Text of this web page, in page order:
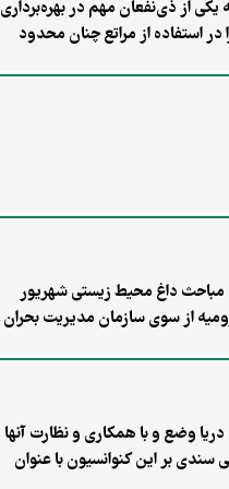
از گذشته یکی از ذی‌نفعان مهم در بهره‌برداری
ذی‌نفعان می‌گویند دولت آنان را در استفاده از مراتع چنان محدود
مباحث داغ محیط‌ زیستی شهریور
از سوی سازمان مدیریت بحران
وضع و با همکاری و نظارت آنها
بر این کنوانسیون با عنوان